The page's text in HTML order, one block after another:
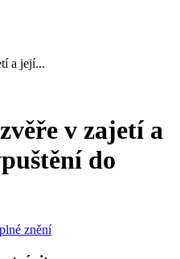
a její...
v zajetí a
do
znění